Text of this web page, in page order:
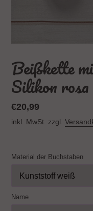
Beißkette
Silikon
Normaler
Preis
€20,99
inkl. MwSt. zzgl.
Material der Buchstaben
Name